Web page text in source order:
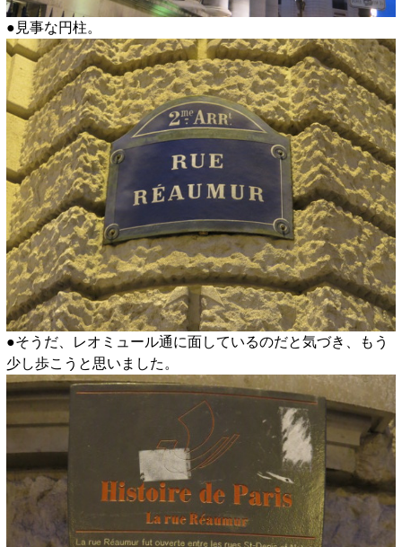
●見事な円柱。
●そうだ、レオミュール通に面しているのだと気づき、もう
少し歩こうと思いました。